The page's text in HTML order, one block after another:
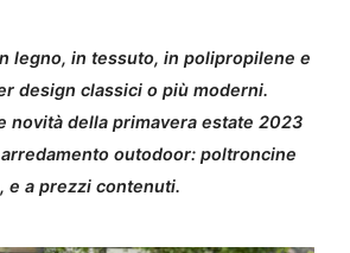
legno, in tessuto, in polipropilene e
design classici o più moderni.
novità della primavera estate 2023
outodoor: poltroncine
e a prezzi contenuti.